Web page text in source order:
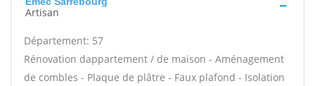
Artisan
Département: 57
Rénovation dappartement / de maison - Aménagement
de combles - Plaque de plâtre - Faux plafond - Isolation